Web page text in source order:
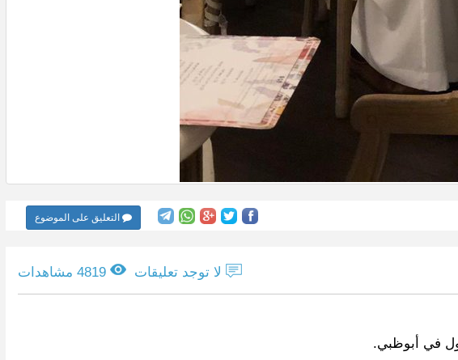
التعليق على الموضوع
لا توجد تعليقات 4819 مشاهدات
في أبوظبي.